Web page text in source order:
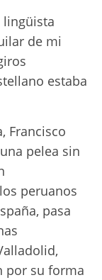
de mi
estaba
Francisco
pelea sin
peruanos
pasa
por su forma